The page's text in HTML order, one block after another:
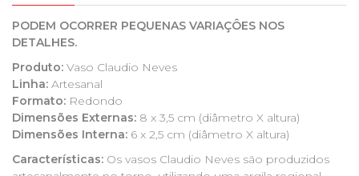
PODEM OCORRER PEQUENAS VARIAÇÔES NOS
DETALHES.
Produto: Vaso Claudio Neves
Linha: Artesanal
Formato: Redondo
Dimensões Externas: 8 x 3,5 cm (diâmetro X altura)
Dimensões Interna: 6 x 2,5 cm (diâmetro X altura)
Características: Os vasos Claudio Neves são produzidos